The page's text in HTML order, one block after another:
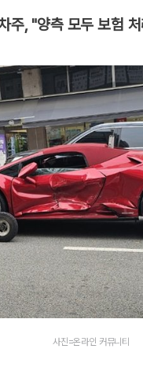
주, "양측 모두 보험
사진=온라인 커뮤니티